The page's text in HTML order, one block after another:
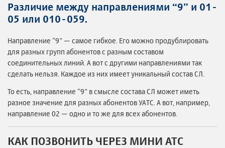
Различие между направлениями “9” и 01-
05 или 010-059.
Направление “9” — самое гибкое. Его можно продублировать
для разных групп абонентов с разным составом
соединительных линий. А вот с другими направлениями так
сделать нельзя. Каждое из них имеет уникальный состав СЛ.
То есть, направление “9” в смысле состава СЛ может иметь
разное значение для разных абонентов УАТС. А вот, например,
направление 02 — одно и то же для всех абонентов.
КАК ПОЗВОНИТЬ ЧЕРЕЗ МИНИ АТС